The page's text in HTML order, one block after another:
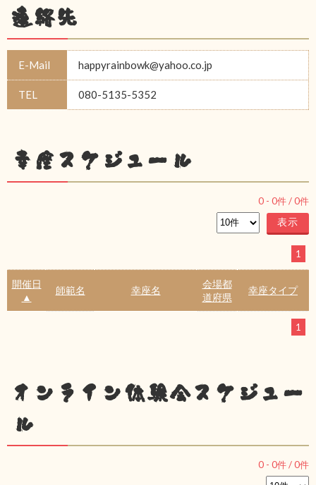
連絡先
E-Mail happyrainbowk@yahoo.co.jp
TEL 080-5135-5352
幸座スケジュール
0 - 0件 /0件
1
開催日
▲
師範名 幸座名
会場都
道府県
幸座タイプ
1
オンライン体験会スケジュー
ル
0 - 0件 /0件